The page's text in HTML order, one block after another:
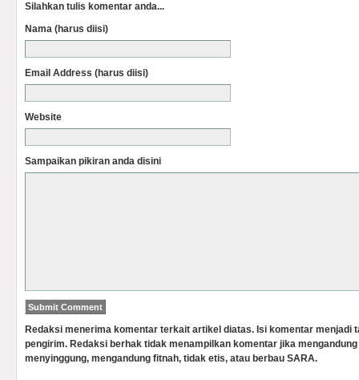
Silahkan tulis komentar anda...
Nama (harus diisi)
Email Address (harus diisi)
Website
Sampaikan pikiran anda disini
Redaksi menerima komentar terkait artikel diatas. Isi komentar menjadi
pengirim. Redaksi berhak tidak menampilkan komentar jika
menyinggung, mengandung fitnah, tidak etis, atau berbau SARA.